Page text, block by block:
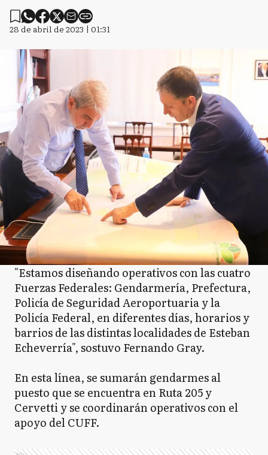
28 de abril de 2023 | 01:31
"Estamos diseñando operativos con las cuatro
Fuerzas Federales: Gendarmería, Prefectura,
Policía de Seguridad Aeroportuaria y la
Policía Federal, en diferentes días, horarios y
barrios de las distintas localidades de Esteban
Echeverría", sostuvo Fernando Gray.
En esta línea, se sumarán gendarmes al
puesto que se encuentra en Ruta 205 y
Cervetti y se coordinarán operativos con el
apoyo del CUFF.
Ads